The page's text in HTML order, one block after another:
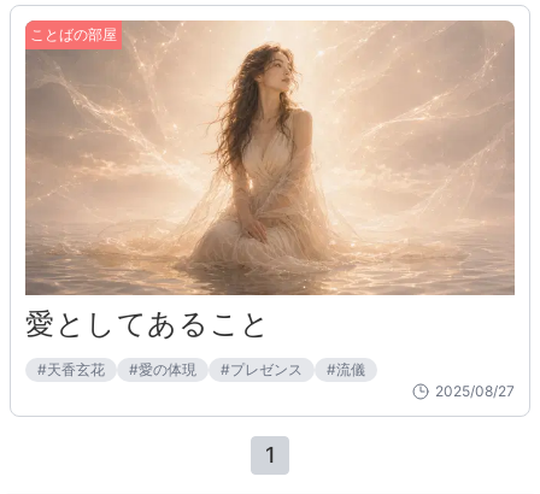
ことばの部屋
愛としてあること
#天香玄花 #愛の体現 #プレゼンス #流儀
2025/08/27
1